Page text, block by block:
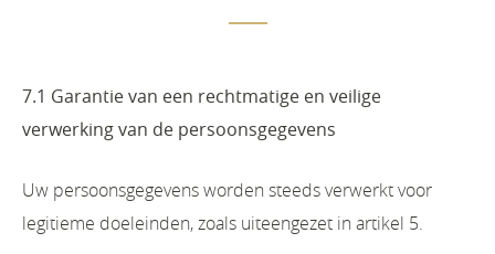
7.1 Garantie van een rechtmatige en veilige
verwerking van de persoonsgegevens
Uw persoonsgegevens worden steeds verwerkt voor
legitieme doeleinden, zoals uiteengezet in artikel 5.